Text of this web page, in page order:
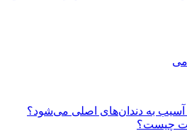
آسیب به دندان‌های اصلی می‌شود؟
چیست؟